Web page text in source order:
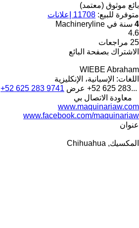
بائع موثوق (معتمد)
متوفرة للبيع: 11708 إعلانات
4 سنة في Machineryline
4.6
25 مراجعات
الاشتراك بصفحة البائع
WIEBE Abraham
اللغات: الإسبانية، الإنكليزية
+52 625 283... عرض +52 625 283 9741
معاودة الاتصال بي
www.maquinariaw.com
www.facebook.com/maquinariaw
عنوان
المكسيك, Chihuahua